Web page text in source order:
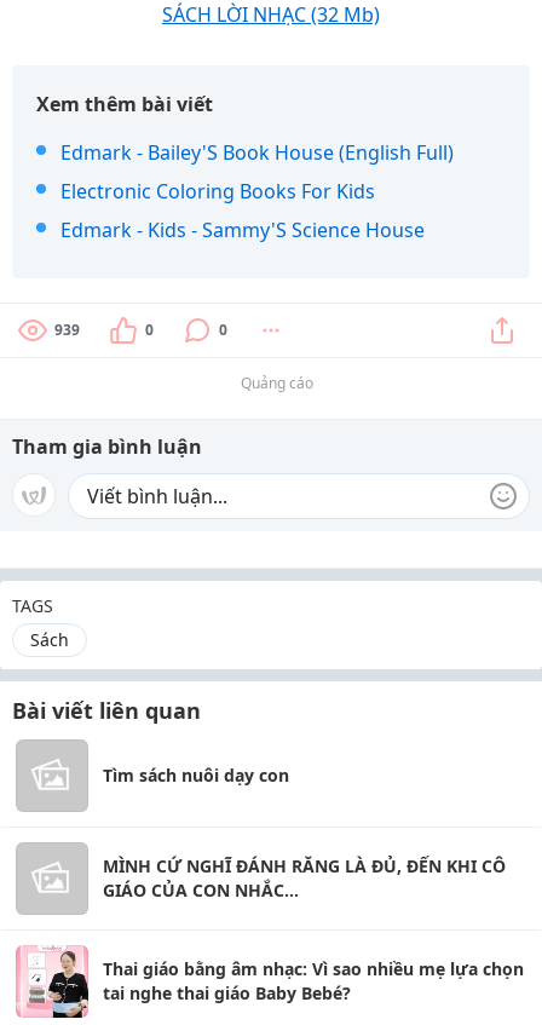
SÁCH LỜI NHẠC (32 Mb)
Xem thêm bài viết
Edmark - Bailey'S Book House (English Full)
Electronic Coloring Books For Kids
Edmark - Kids - Sammy'S Science House
939 0 0
Quảng cáo
Tham gia bình luận
TAGS
Sách
Bài viết liên quan
Tìm sách nuôi dạy con
MÌNH CỨ NGHĨ ĐÁNH RĂNG LÀ ĐỦ, ĐẾN KHI CÔ
GIÁO CỦA CON NHẮC...
Thai giáo bằng âm nhạc: Vì sao nhiều mẹ lựa chọn
tai nghe thai giáo Baby Bebé?